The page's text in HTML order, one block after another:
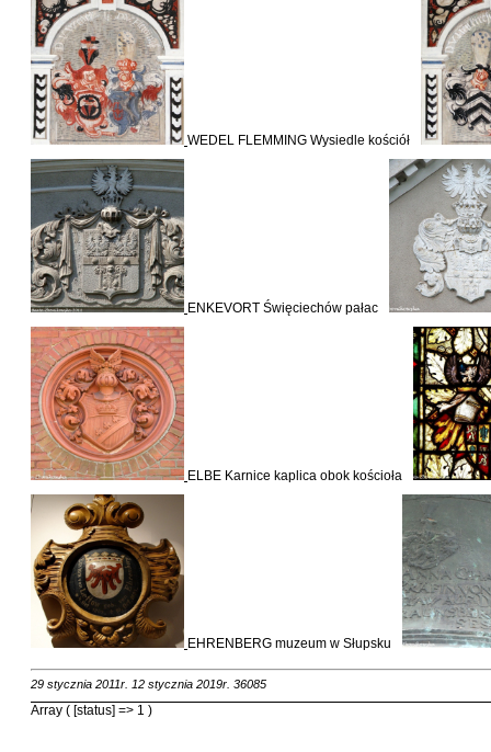
WEDEL FLEMMING Wysiedle kościół
ENKEVORT Święciechów pałac
ELBE Karnice kaplica obok kościoła
EHRENBERG muzeum w Słupsku
29 stycznia 2011r. 12 stycznia 2019r. 36085
Array ( [status] => 1 )